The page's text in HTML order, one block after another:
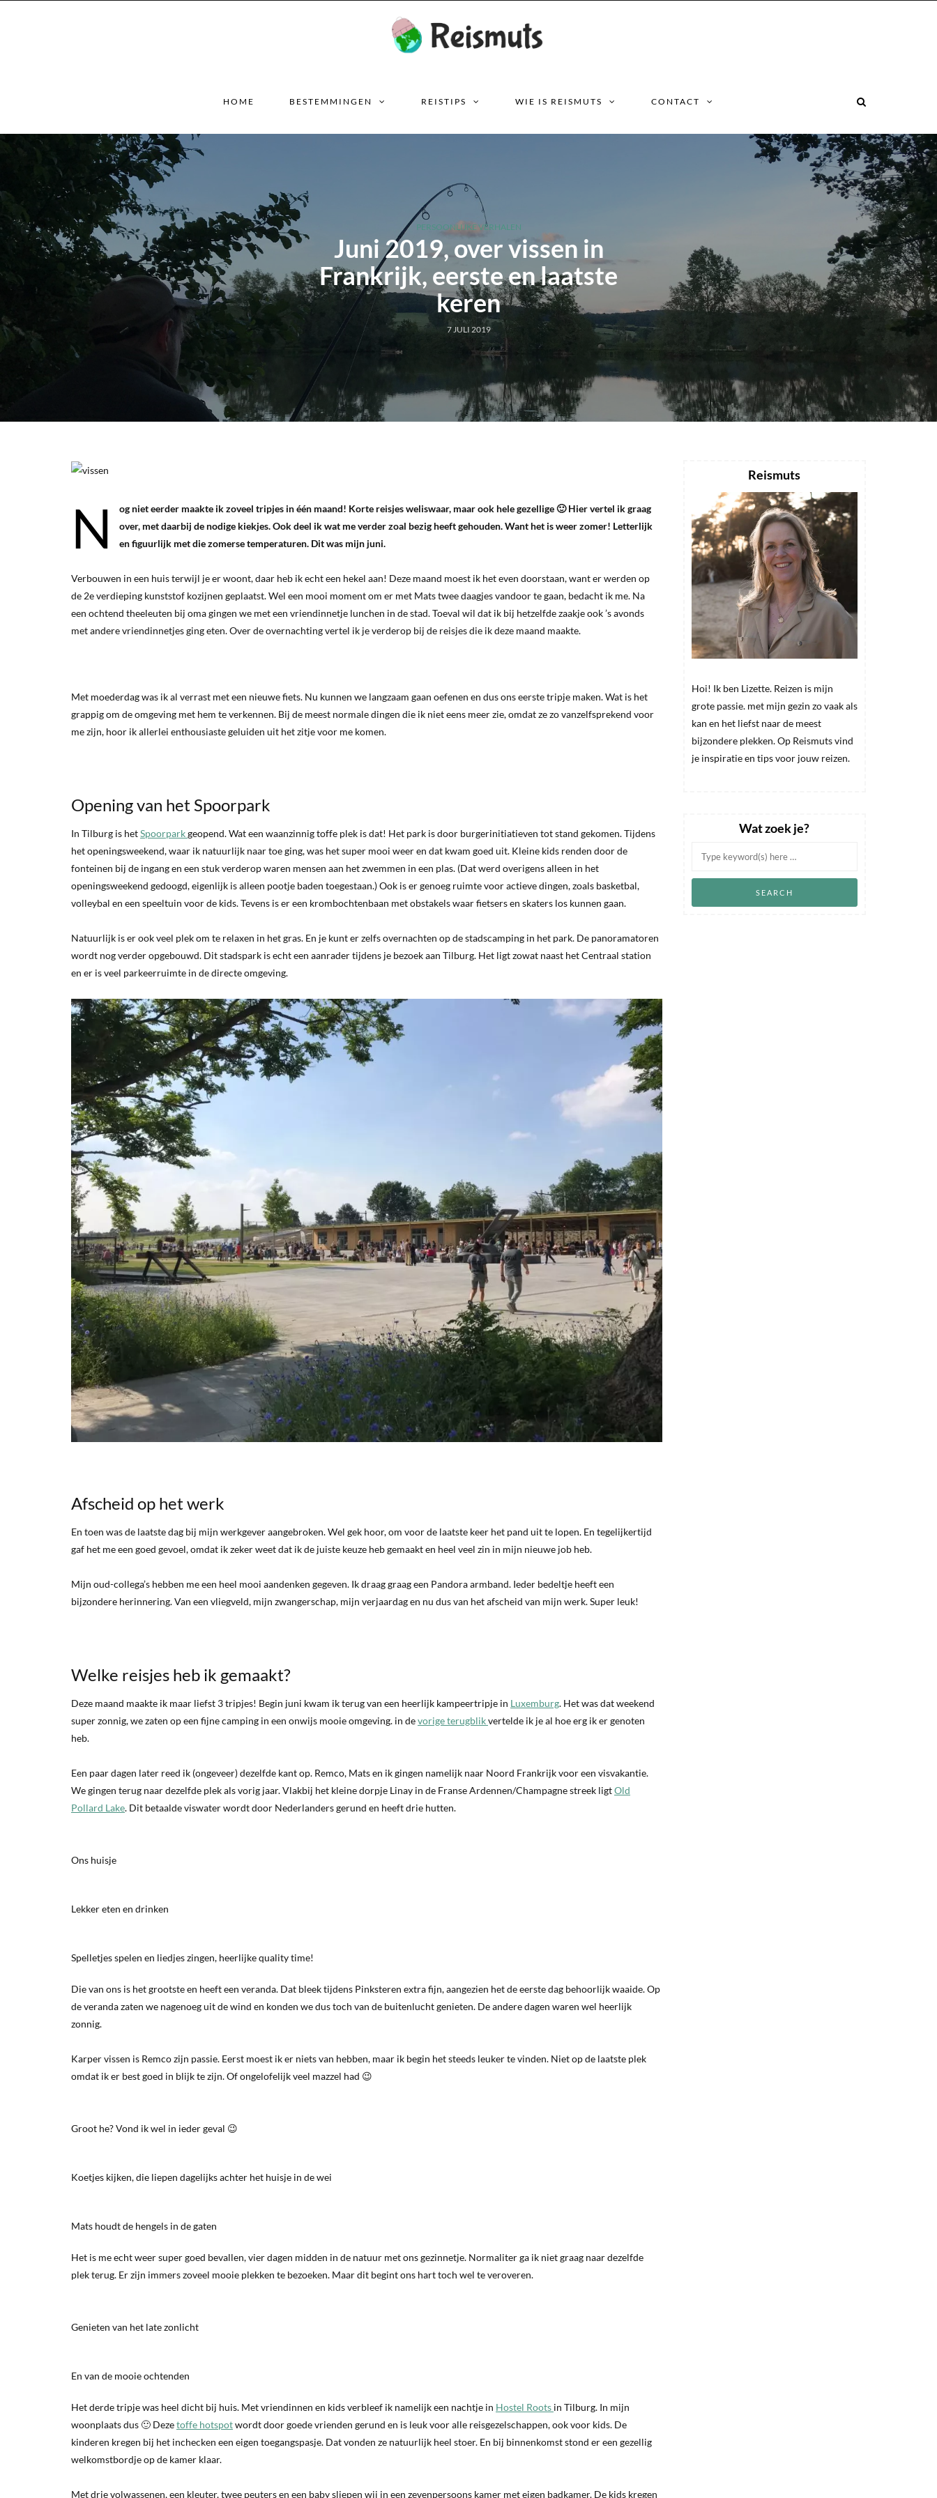
HOME BESTEMMINGEN REISTIPS WIE IS REISMUTS CONTACT
PERSOONLIJKE VERHALEN
Juni 2019, over vissen in
Frankrijk, eerste en laatste
keren
7 JULI 2019
N
og niet eerder maakte ik zoveel tripjes in één maand! Korte reisjes weliswaar, maar ook hele gezellige 🙂 Hier vertel ik graag
over, met daarbij de nodige kiekjes. Ook deel ik wat me verder zoal bezig heeft gehouden. Want het is weer zomer! Letterlijk
en figuurlijk met die zomerse temperaturen. Dit was mijn juni.
Verbouwen in een huis terwijl je er woont, daar heb ik echt een hekel aan! Deze maand moest ik het even doorstaan, want er werden op
de 2e verdieping kunststof kozijnen geplaatst. Wel een mooi moment om er met Mats twee daagjes vandoor te gaan, bedacht ik me. Na
een ochtend theeleuten bij oma gingen we met een vriendinnetje lunchen in de stad. Toeval wil dat ik bij hetzelfde zaakje ook ’s avonds
met andere vriendinnetjes ging eten. Over de overnachting vertel ik je verderop bij de reisjes die ik deze maand maakte.
Met moederdag was ik al verrast met een nieuwe fiets. Nu kunnen we langzaam gaan oefenen en dus ons eerste tripje maken. Wat is het
grappig om de omgeving met hem te verkennen. Bij de meest normale dingen die ik niet eens meer zie, omdat ze zo vanzelfsprekend voor
me zijn, hoor ik allerlei enthousiaste geluiden uit het zitje voor me komen.
Opening van het Spoorpark
In Tilburg is hetSpoorparkgeopend. Wat een waanzinnig toffe plek is dat! Het park is door burgerinitiatieven tot stand gekomen. Tijdens
het openingsweekend, waar ik natuurlijk naar toe ging, was het super mooi weer en dat kwam goed uit. Kleine kids renden door de
fonteinen bij de ingang en een stuk verderop waren mensen aan het zwemmen in een plas. (Dat werd overigens alleen in het
openingsweekend gedoogd, eigenlijk is alleen pootje baden toegestaan.) Ook is er genoeg ruimte voor actieve dingen, zoals basketbal,
volleybal en een speeltuin voor de kids. Tevens is er een krombochtenbaan met obstakels waar fietsers en skaters los kunnen gaan.
Natuurlijk is er ook veel plek om te relaxen in het gras. En je kunt er zelfs overnachten op de stadscamping in het park. De panoramatoren
wordt nog verder opgebouwd. Dit stadspark is echt een aanrader tijdens je bezoek aan Tilburg. Het ligt zowat naast het Centraal station
en er is veel parkeerruimte in de directe omgeving.
Afscheid op het werk
En toen was de laatste dag bij mijn werkgever aangebroken. Wel gek hoor, om voor de laatste keer het pand uit te lopen. En tegelijkertijd
gaf het me een goed gevoel, omdat ik zeker weet dat ik de juiste keuze heb gemaakt en heel veel zin in mijn nieuwe job heb.
Mijn oud-collega’s hebben me een heel mooi aandenken gegeven. Ik draag graag een Pandora armband. Ieder bedeltje heeft een
bijzondere herinnering. Van een vliegveld, mijn zwangerschap, mijn verjaardag en nu dus van het afscheid van mijn werk. Super leuk!
Welke reisjes heb ik gemaakt?
Deze maand maakte ik maar liefst 3 tripjes! Begin juni kwam ik terug van een heerlijk kampeertripje in Luxemburg. Het was dat weekend
super zonnig, we zaten op een fijne camping in een onwijs mooie omgeving. in devorige terugblikvertelde ik je al hoe erg ik er genoten
heb.
Een paar dagen later reed ik (ongeveer) dezelfde kant op. Remco, Mats en ik gingen namelijk naar Noord Frankrijk voor een visvakantie.
We gingen terug naar dezelfde plek als vorig jaar. Vlakbij het kleine dorpje Linay in de Franse Ardennen/Champagne streek ligtOld
Pollard Lake. Dit betaalde viswater wordt door Nederlanders gerund en heeft drie hutten.
Ons huisje
Lekker eten en drinken
Spelletjes spelen en liedjes zingen, heerlijke quality time!
Die van ons is het grootste en heeft een veranda. Dat bleek tijdens Pinksteren extra fijn, aangezien het de eerste dag behoorlijk waaide. Op
de veranda zaten we nagenoeg uit de wind en konden we dus toch van de buitenlucht genieten. De andere dagen waren wel heerlijk
zonnig.
Karper vissen is Remco zijn passie. Eerst moest ik er niets van hebben, maar ik begin het steeds leuker te vinden. Niet op de laatste plek
omdat ik er best goed in blijk te zijn. Of ongelofelijk veel mazzel had 😉
Groot he? Vond ik wel in ieder geval 😉
Koetjes kijken, die liepen dagelijks achter het huisje in de wei
Mats houdt de hengels in de gaten
Het is me echt weer super goed bevallen, vier dagen midden in de natuur met ons gezinnetje. Normaliter ga ik niet graag naar dezelfde
plek terug. Er zijn immers zoveel mooie plekken te bezoeken. Maar dit begint ons hart toch wel te veroveren.
Genieten van het late zonlicht
En van de mooie ochtenden
Het derde tripje was heel dicht bij huis. Met vriendinnen en kids verbleef ik namelijk een nachtje in Hostel Roots in Tilburg. In mijn
woonplaats dus 🙂 Dezetoffe hotspotwordt door goede vrienden gerund en is leuk voor alle reisgezelschappen, ook voor kids. De
kinderen kregen bij het inchecken een eigen toegangspasje. Dat vonden ze natuurlijk heel stoer. En bij binnenkomst stond er een gezellig
welkomstbordje op de kamer klaar.
Met drie volwassenen, een kleuter, twee peuters en een baby sliepen wij in een zevenpersoons kamer met eigen badkamer. De kids kregen
Reismuts
Hoi! Ik ben Lizette. Reizen is mijn
grote passie. met mijn gezin zo vaak als
kan en het liefst naar de meest
bijzondere plekken. Op Reismuts vind
je inspiratie en tips voor jouw reizen.
Wat zoek je?